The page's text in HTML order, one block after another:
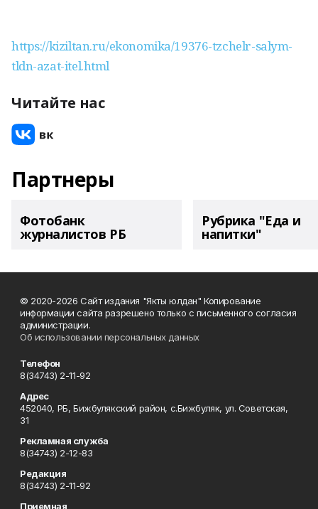
https://kiziltan.ru/ekonomika/19376-tzchelr-salym-
tldn-azat-itel.html
Читайте нас
Партнеры
Фотобанк
журналистов РБ
Рубрика "Еда и
напитки"
© 2020-2026 Сайт издания "Якты юлдан" Копирование
информации сайта разрешено только с письменного согласия
администрации.
Об использовании персональных данных
Телефон
8(34743) 2-11-92
Адрес
452040, РБ, Бижбулякский район, с.Бижбуляк, ул. Советская,
31
Рекламная служба
8(34743) 2-12-83
Редакция
8(34743) 2-11-92
Приемная